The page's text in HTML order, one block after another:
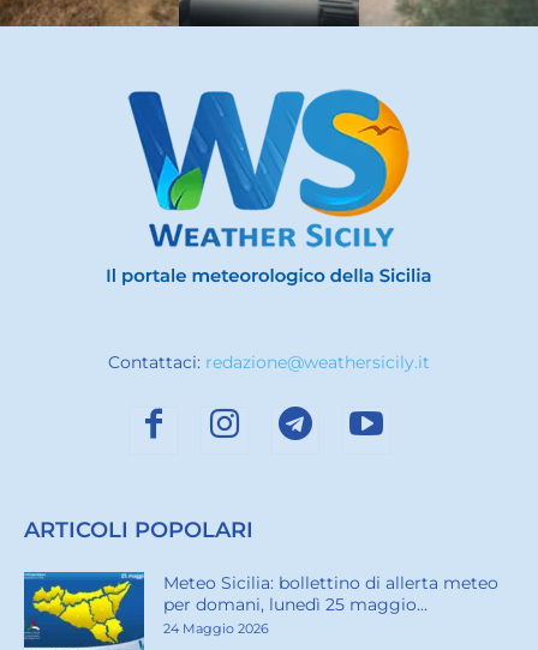
Contattaci: redazione@weathersicily.it
ARTICOLI POPOLARI
Meteo Sicilia: bollettino di allerta meteo
per domani, lunedì 25 maggio...
24 Maggio 2026